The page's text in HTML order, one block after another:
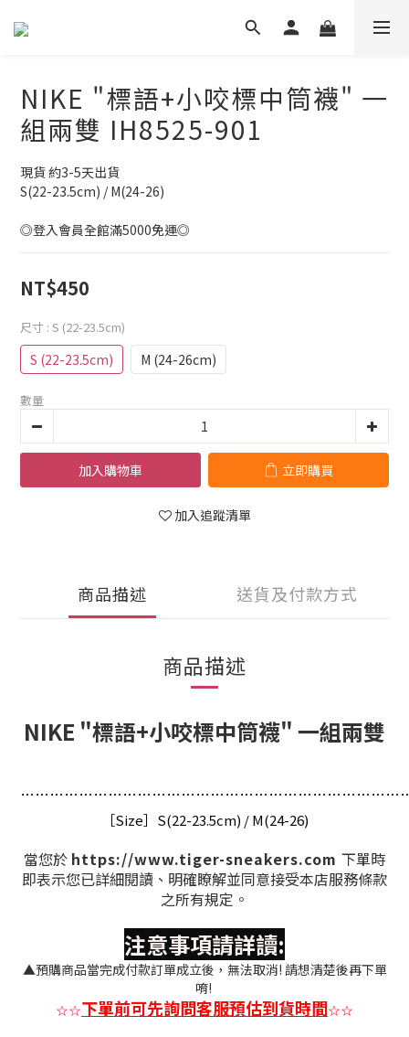
NIKE "標語+小咬標中筒襪" 一
組兩雙 IH8525-901
現貨 約3-5天出貨
S(22-23.5cm) / M(24-26)
◎登入會員全館滿5000免運◎
NT$450
尺寸 : S (22-23.5cm)
S (22-23.5cm) M (24-26cm)
數量
加入購物車 立即購買
加入追蹤清單
商品描述 送貨及付款方式
商品描述
NIKE "標語+小咬標中筒襪" 一組兩雙
……………………………………………………………………
［Size］S(22-23.5cm) / M(24-26)
當您於 https://www.tiger-sneakers.com 下單時
即表示您已詳細閱讀、明確瞭解並同意接受本店服務條款
之所有規定。
注意事項請詳讀:
▲預購商品當完成付款訂單成立後，無法取消! 請想清楚後再下單
唷!
☆☆下單前可先詢問客服預估到貨時間☆☆